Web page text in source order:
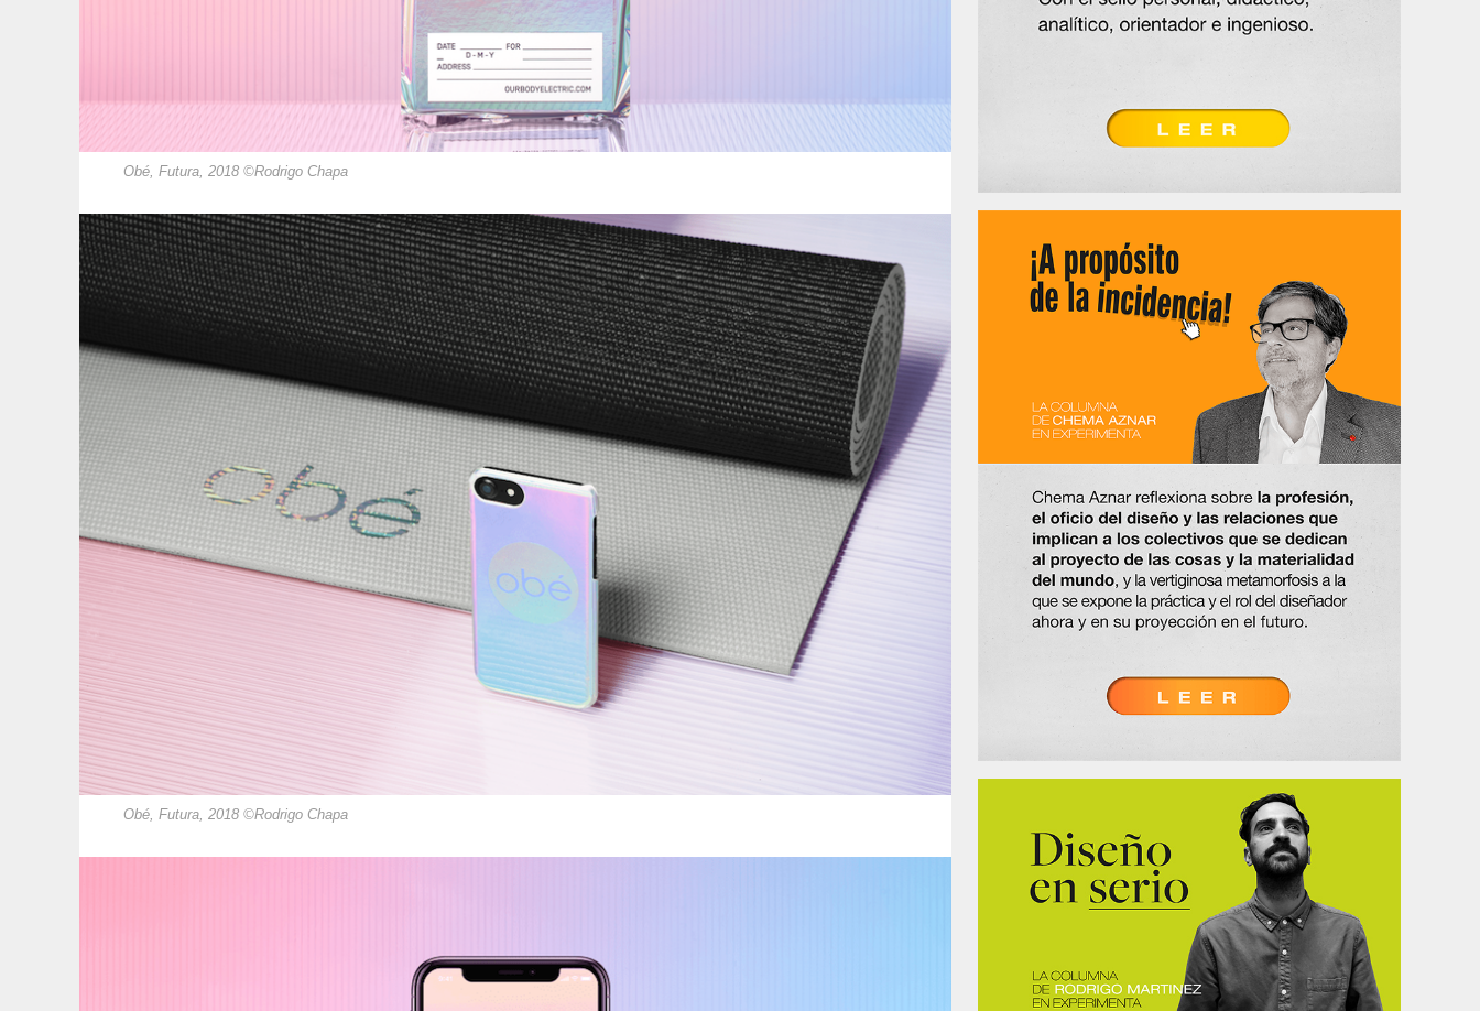
Obé, Futura, 2018 ©Rodrigo Chapa
Obé, Futura, 2018 ©Rodrigo Chapa